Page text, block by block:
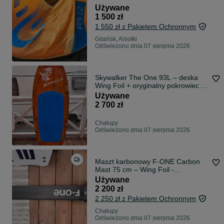
Używane
1 500 zł
1 550 zł z Pakietem Ochronnym
Gdańsk, Aniołki
Odświeżono dnia 07 sierpnia 2026
Skywalker The One 93L – deska
Wing Foil + oryginalny pokrowiec +
strapy - możliwość odbioru Chałupy
3
Używane
2 700 zł
Chałupy
Odświeżono dnia 07 sierpnia 2026
Maszt karbonowy F-ONE Carbon
Mast 75 cm – Wing Foil -
możliwość odbioru Chałupy 3
Używane
2 200 zł
2 250 zł z Pakietem Ochronnym
Chałupy
Odświeżono dnia 07 sierpnia 2026